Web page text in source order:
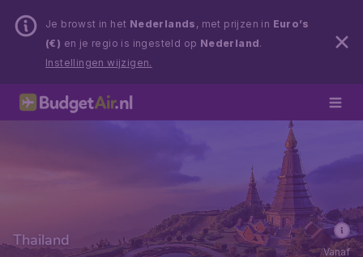
Je browst in het Nederlands , met prijzen in Euro’s
(€) en je regio is ingesteld op Nederland.
Instellingen wijzigen.
Thailand
Vanaf